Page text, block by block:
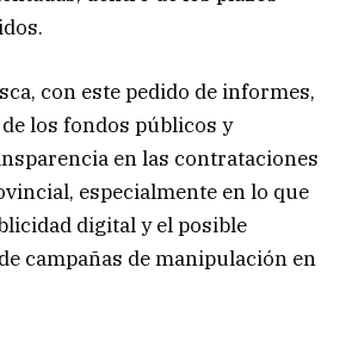
con este pedido de informes,
los fondos públicos y
en las contrataciones
especialmente en lo que
digital y el posible
campañas de manipulación en